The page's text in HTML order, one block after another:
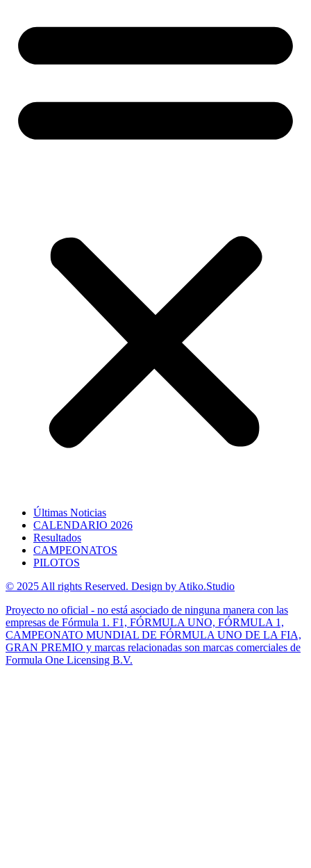
Últimas Noticias
CALENDARIO 2026
Resultados
CAMPEONATOS
PILOTOS
© 2025 All rights Reserved. Design by Atiko.Studio
Proyecto no oficial - no está asociado de ninguna manera con las
empresas de Fórmula 1. F1, FÓRMULA UNO, FÓRMULA 1,
CAMPEONATO MUNDIAL DE FÓRMULA UNO DE LA FIA,
GRAN PREMIO y marcas relacionadas son marcas comerciales de
Formula One Licensing B.V.